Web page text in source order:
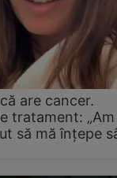
are cancer.
tratament:
să mă înțepe